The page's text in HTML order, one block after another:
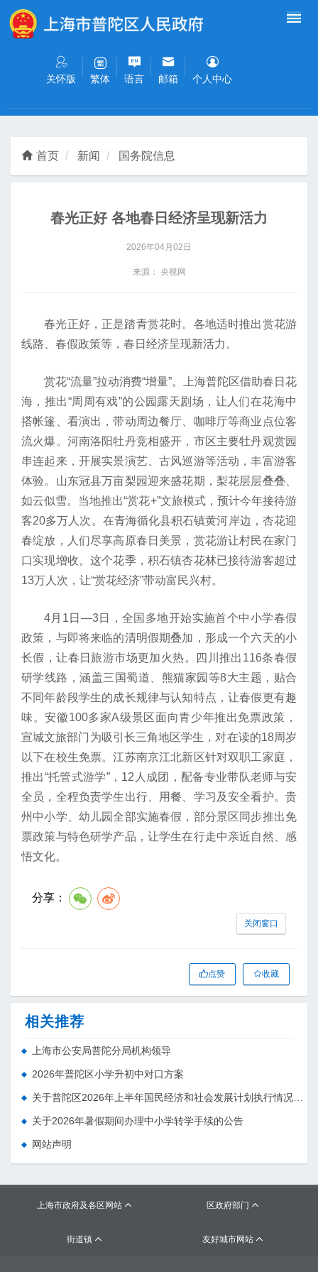
无障碍操作说明
关怀版 繁体 语言 邮箱 个人中心
首页 新闻 国务院信息
春光正好 各地春日经济呈现新活力
2026年04月02日
来源： 央视网
春光正好，正是踏青赏花时。各地适时推出赏花游
线路、春假政策等，春日经济呈现新活力。
赏花“流量”拉动消费“增量”。上海普陀区借助春日花
海，推出“周周有戏”的公园露天剧场，让人们在花海中
搭帐篷、看演出，带动周边餐厅、咖啡厅等商业点位客
流火爆。河南洛阳牡丹竞相盛开，市区主要牡丹观赏园
串连起来，开展实景演艺、古风巡游等活动，丰富游客
体验。山东冠县万亩梨园迎来盛花期，梨花层层叠叠、
如云似雪。当地推出“赏花+”文旅模式，预计今年接待游
客20多万人次。在青海循化县积石镇黄河岸边，杏花迎
春绽放，人们尽享高原春日美景，赏花游让村民在家门
口实现增收。这个花季，积石镇杏花林已接待游客超过
13万人次，让“赏花经济”带动富民兴村。
4月1日—3日，全国多地开始实施首个中小学春假
政策，与即将来临的清明假期叠加，形成一个六天的小
长假，让春日旅游市场更加火热。四川推出116条春假
研学线路，涵盖三国蜀道、熊猫家园等8大主题，贴合
不同年龄段学生的成长规律与认知特点，让春假更有趣
味。安徽100多家A级景区面向青少年推出免票政策，
宣城文旅部门为吸引长三角地区学生，对在读的18周岁
以下在校生免票。江苏南京江北新区针对双职工家庭，
推出“托管式游学”，12人成团，配备专业带队老师与安
全员，全程负责学生出行、用餐、学习及安全看护。贵
州中小学、幼儿园全部实施春假，部分景区同步推出免
票政策与特色研学产品，让学生在行走中亲近自然、感
悟文化。
分享：
关闭窗口
点赞 收藏
相关推荐
上海市公安局普陀分局机构领导
2026年普陀区小学升初中对口方案
关于2026年暑假期间办理中小学转学手续的公告
网站声明
上海市政府及各区网站  区政府部门 
街道镇  友好城市网站 